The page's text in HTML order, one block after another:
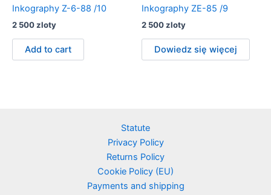
Inkography Z-6-88 /10
2 500zloty
Add to cart
Inkography ZE-85 /9
2 500zloty
Dowiedz się więcej
Statute
Privacy Policy
Returns Policy
Cookie Policy (EU)
Payments and shipping